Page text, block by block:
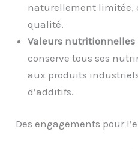
naturellement limitée,
qualité.
Valeurs nutritionnelles
conserve tous ses
aux produits
d’additifs.
Des engagements pour